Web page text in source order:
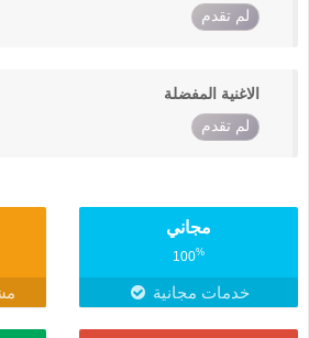
لم تقدم
الاغنية المفضلة
لم تقدم
مجاني
100%
خدمات مجانية